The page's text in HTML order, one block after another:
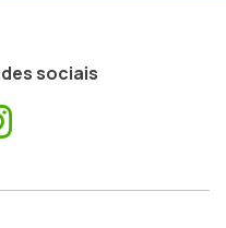
sociais